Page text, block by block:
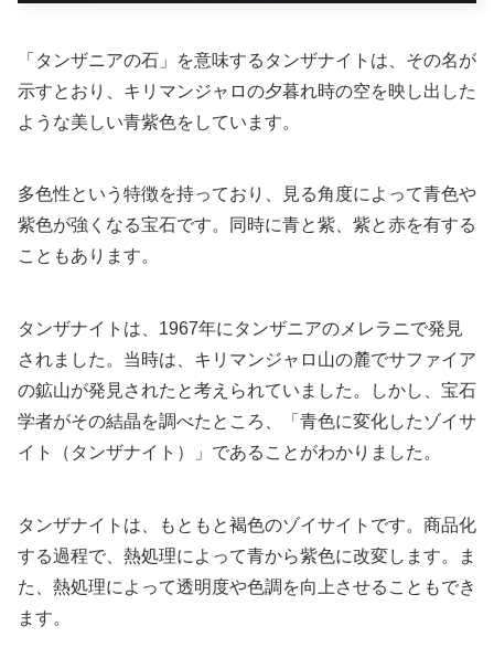
「タンザニアの石」を意味するタンザナイトは、その名が
示すとおり、キリマンジャロの夕暮れ時の空を映し出した
ような美しい青紫色をしています。
多色性という特徴を持っており、見る角度によって青色や
紫色が強くなる宝石です。同時に青と紫、紫と赤を有する
こともあります。
タンザナイトは、1967年にタンザニアのメレラニで発見
されました。当時は、キリマンジャロ山の麓でサファイア
の鉱山が発見されたと考えられていました。しかし、宝石
学者がその結晶を調べたところ、「青色に変化したゾイサ
イト（タンザナイト）」であることがわかりました。
タンザナイトは、もともと褐色のゾイサイトです。商品化
する過程で、熱処理によって青から紫色に改変します。ま
た、熱処理によって透明度や色調を向上させることもでき
ます。